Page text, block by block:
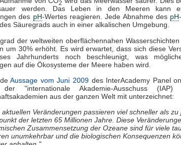
2
werden. Das Leben in den Meeren kann
des pH-Wertes reagieren. Jede Abnahme des pH
Säuregrads auch in einer alkalischen Umgebung.
der weltweiten oberflächennahen
um 30% erhöht. Es wird erwartet, dass sich diese
Jahrhunderts noch beschleunigt, was
auf die Ökosysteme der Meere haben wird.
Aussage vom Juni 2009des InterAcademy Panel
"internationale Akademie-Ausschuss
aus der ganzen Welt mit unterzeichnet:
aktuellen Veränderungen passieren viel schneller als
der letzten 65 Millionen Jahre. Diese
Zusammensetzung der Ozeane sind für viele
unumkehrbar und die biologischen Konsequenzen